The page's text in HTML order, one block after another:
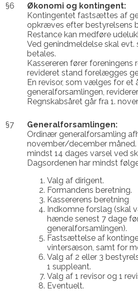
§6
Økonomi og kontingent:
Kontingentet fastsættes af
opkræves efter bestyrelsens
Restance kan medføre
Ved genindmeldelse skal
betales.
Kassereren fører foreningens
revideret stand forelægges
En revisor, som vælges for et
generalforsamlingen,
Regnskabsåret går fra 1.
§7
Generalforsamlingen:
Ordinær generalforsamling
november/december måned.
mindst 14 dages varsel ved
Dagsordenen har mindst
Valg af dirigent.
Formandens beretning.
Kassererens beretning
Indkomne forslag (skal
hænde senest 7 dage
generalforsamlingen).
Fastsættelse af
vintersæson, samt for
Valg af 2 eller 3
1 suppleant.
Valg af 1 revisor og 1
Eventuelt.